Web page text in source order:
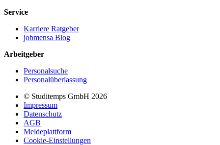
Service
Karriere Ratgeber
jobmensa Blog
Arbeitgeber
Personalsuche
Personalüberlassung
© Studitemps GmbH 2026
Impressum
Datenschutz
AGB
Meldeplattform
Cookie-Einstellungen